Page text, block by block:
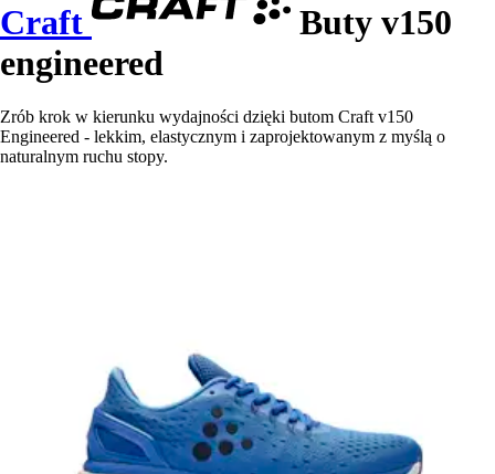
Craft
Buty v150
engineered
Zrób krok w kierunku wydajności dzięki butom Craft v150
Engineered - lekkim, elastycznym i zaprojektowanym z myślą o
naturalnym ruchu stopy.